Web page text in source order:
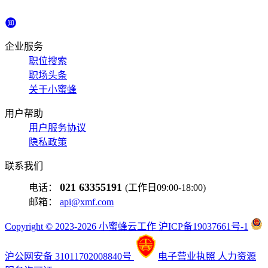
企业服务
职位搜索
职场头条
关于小蜜蜂
用户帮助
用户服务协议
隐私政策
联系我们
电话： 021 63355191 (工作日09:00-18:00)
邮箱： api@xmf.com
Copyright © 2023-2026 小蜜蜂云工作 沪ICP备19037661号-1
沪公网安备 31011702008840号 电子营业执照 人力资源